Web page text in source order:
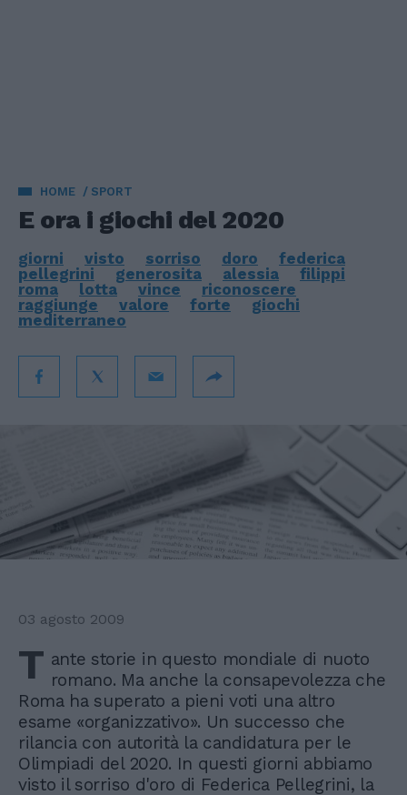
HOME SPORT
E ora i giochi del 2020
giorni visto sorriso doro
federica
pellegrini
generosita alessia
filippi
roma
lotta vince
riconoscere
raggiunge
valore forte
giochi
mediterraneo
03 agosto 2009
T ante storie in questo mondiale di nuoto
romano. Ma anche la consapevolezza che
Roma ha superato a pieni voti una altro
esame «organizzativo». Un successo che
rilancia con autorità la candidatura per le
Olimpiadi del 2020. In questi giorni abbiamo
visto il sorriso d'oro di Federica Pellegrini, la